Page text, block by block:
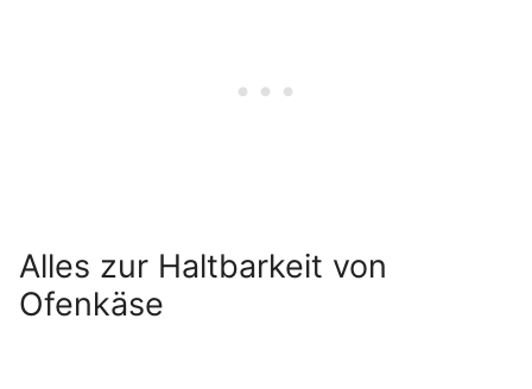
Alles zur Haltbarkeit von
Ofenkäse